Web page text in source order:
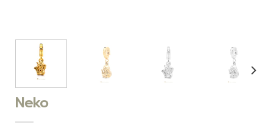
Neko